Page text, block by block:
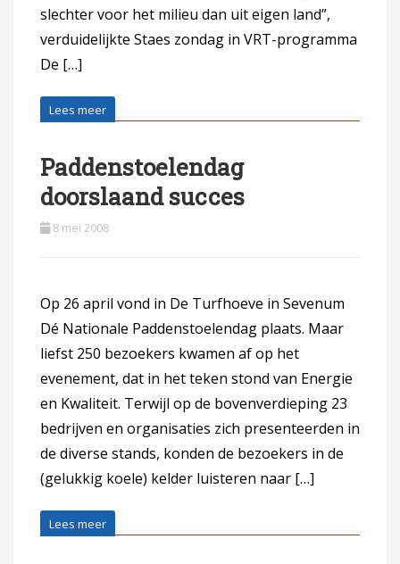
slechter voor het milieu dan uit eigen land”,
verduidelijkte Staes zondag in VRT-programma
De […]
Lees meer
Paddenstoelendag
doorslaand succes
8 mei 2008
Op 26 april vond in De Turfhoeve in Sevenum
Dé Nationale Paddenstoelendag plaats. Maar
liefst 250 bezoekers kwamen af op het
evenement, dat in het teken stond van Energie
en Kwaliteit. Terwijl op de bovenverdieping 23
bedrijven en organisaties zich presenteerden in
de diverse stands, konden de bezoekers in de
(gelukkig koele) kelder luisteren naar […]
Lees meer